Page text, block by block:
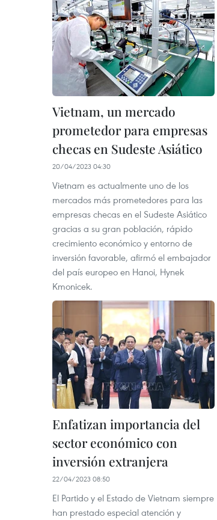
Vietnam, un mercado
prometedor para empresas
checas en Sudeste Asiático
20/04/2023 04:30
Vietnam es actualmente uno de los
mercados más prometedores para las
empresas checas en el Sudeste Asiático
gracias a su gran población, rápido
crecimiento económico y entorno de
inversión favorable, afirmó el embajador
del país europeo en Hanoi, Hynek
Kmonicek.
Enfatizan importancia del
sector económico con
inversión extranjera
22/04/2023 08:50
El Partido y el Estado de Vietnam siempre
han prestado especial atención y